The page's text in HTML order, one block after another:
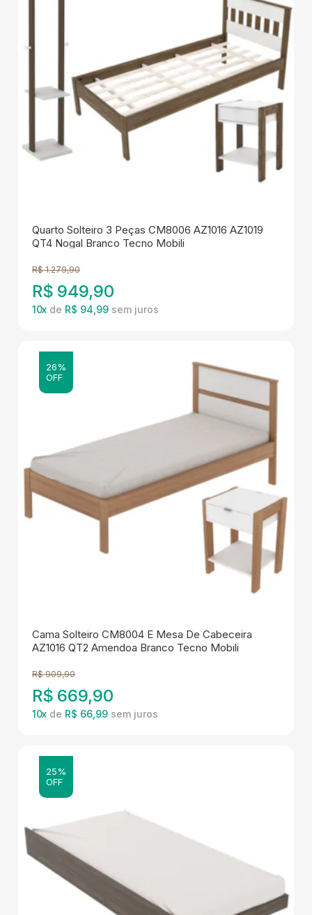
Quarto Solteiro 3 Peças CM8006 AZ1016 AZ1019
QT4 Nogal Branco Tecno Mobili
R$ 1.279,90
R$ 949,90
10x de R$ 94,99
26%
OFF
Cama Solteiro CM8004 E Mesa De Cabeceira
AZ1016 QT2 Amendoa Branco Tecno Mobili
R$ 909,90
R$ 669,90
10x de R$ 66,99
25%
OFF